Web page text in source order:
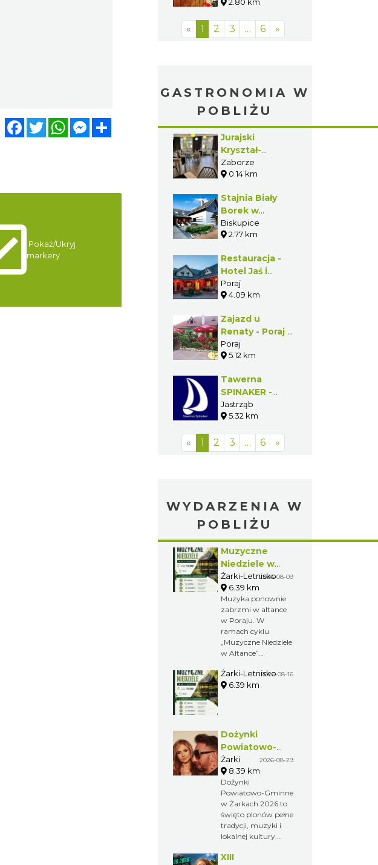
FacebookTwitterWhatsAppMessenger
Pokaż/Ukryj
markery
« 1 2 3 … 6 »
GASTRONOMIA W
POBLIŻU
Jurajski
Kryształ-
Restauracja w
Zaborzu
Zaborze
0.14 km
Stajnia Biały
Borek w
Biskupicach
Biskupice
2.77 km
Restauracja -
Hotel Jaś i
Małgosia - Poraj
- Gmina Poraj
Poraj
4.09 km
Zajazd u
Renaty - Poraj -
Gmina Poraj
Poraj
5.12 km
Tawerna
SPINAKER -
Jastrząb -
Gmina Poraj
Jastrząb
5.32 km
« 1 2 3 … 6 »
WYDARZENIA W
POBLIŻU
Muzyczne
Niedziele w
Altance w
Żarkach -
Letnisku
Żarki-Letnisko2026-08-09
6.39 km
Muzyka ponownie
zabrzmi w altance
w Poraju. W
ramach cyklu
„Muzyczne Niedziele
w Altance”
wakacyjne koncerty.
Od 26 lipca do 16
Kalina oraz Szalona
Piątka Plu
Żarki-Letnisko2026-08-16
6.39 km
Dożynki
Powiatowo-
Gminne w
Żarkach 2026
Żarki 2026-08-29
8.39 km
Dożynki
Powiatowo-Gminne
w Żarkach 2026 to
święto plonów pełne
tradycji, muzyki i
lokalnej kultury.
dożynkowe, wieńce,
XIII